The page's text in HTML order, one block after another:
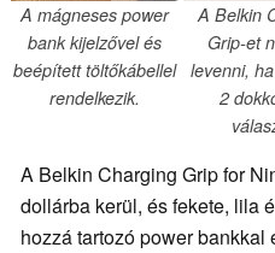
A mágneses power
bank kijelzővel és
beépített töltőkábellel
rendelkezik.
A Belkin
Grip-et
levenni,
2
A Belkin Charging Grip for
dollárba kerül, és fekete, lila
hozzá tartozó power bankkal